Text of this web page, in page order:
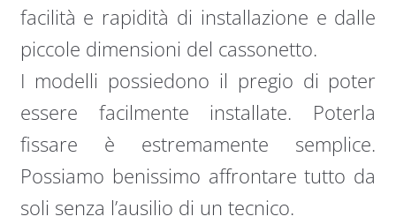
facilità e rapidità di installazione e dalle
piccole dimensioni del cassonetto.
I modelli possiedono il pregio di poter
essere facilmente installate. Poterla
fissare è estremamente semplice.
Possiamo benissimo affrontare tutto da
soli senza l’ausilio di un tecnico.